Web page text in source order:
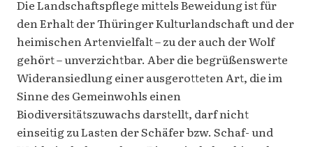
Die Landschaftspflege mittels Beweidung ist für
den Erhalt der Thüringer Kulturlandschaft und der
heimischen Artenvielfalt – zu der auch der Wolf
gehört – unverzichtbar. Aber die begrüßenswerte
Wideransiedlung einer ausgerotteten Art, die im
Sinne des Gemeinwohls einen
Biodiversitätszuwachs darstellt, darf nicht
einseitig zu Lasten der Schäfer bzw. Schaf- und